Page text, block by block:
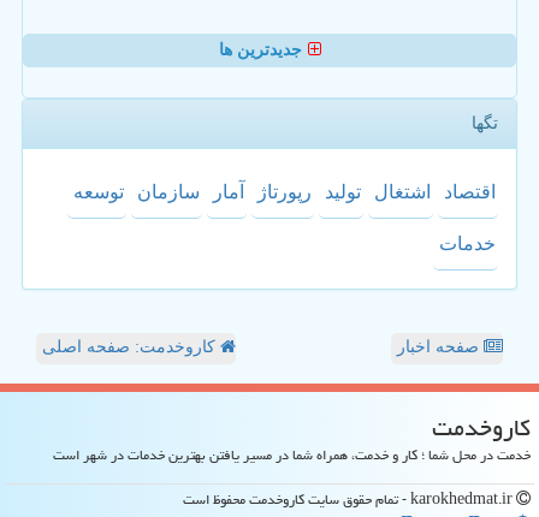
جدیدترین ها
تگها
اقتصاد اشتغال تولید رپورتاژ آمار سازمان توسعه
خدمات
صفحه اخبار کاروخدمت: صفحه اصلی
كاروخدمت
خدمت در محل شما ؛ کار و خدمت، همراه شما در مسیر یافتن بهترین خدمات در شهر است